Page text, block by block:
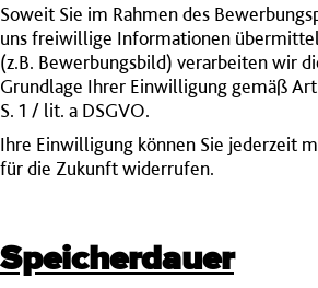
Soweit Sie im Rahmen des
uns freiwillige Informationen
(z.B. Bewerbungsbild) verarbeiten wir
Grundlage Ihrer Einwilligung gemäß
S. 1 / lit. a DSGVO.
Ihre Einwilligung können Sie jederzeit
für die Zukunft widerrufen.
Speicherdauer